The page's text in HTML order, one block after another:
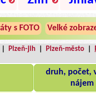
s FOTO Velké
Plzeň-jih Plzeň-město
druh, počet,
nájem